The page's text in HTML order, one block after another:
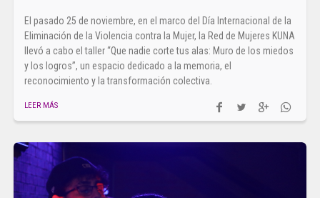
El pasado 25 de noviembre, en el marco del Día Internacional de la
Eliminación de la Violencia contra la Mujer, la Red de Mujeres KUNA
llevó a cabo el taller “Que nadie corte tus alas: Muro de los miedos
y los logros”, un espacio dedicado a la memoria, el
reconocimiento y la transformación colectiva.
LEER MÁS